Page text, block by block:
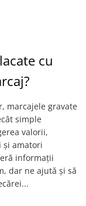
cu
marcajele gravate
simple
valorii,
și amatori
informații
dar ne ajută și să